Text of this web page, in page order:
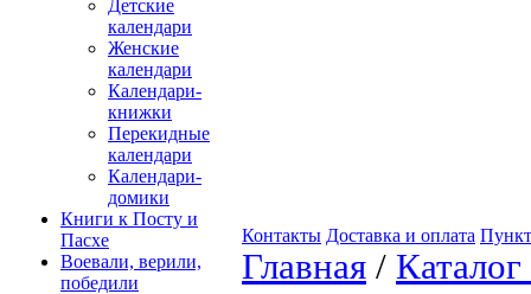
Детские
календари
Женские
календари
Календари-
книжки
Перекидные
календари
Календари-
домики
Книги к Посту и
Пасхе
Воевали, верили,
победили
Контакты Доставка и оплата
Главная /